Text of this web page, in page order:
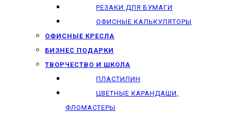
РЕЗАКИ ДЛЯ БУМАГИ
ОФИСНЫЕ КАЛЬКУЛЯТОРЫ
ОФИСНЫЕ КРЕСЛА
БИЗНЕС ПОДАРКИ
ТВОРЧЕСТВО И ШКОЛА
ПЛАСТИЛИН
ЦВЕТНЫЕ КАРАНДАШИ,
ФЛОМАСТЕРЫ